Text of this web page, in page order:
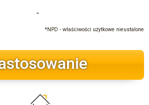
-
*NPD - właściwości użytkowe nieustalone